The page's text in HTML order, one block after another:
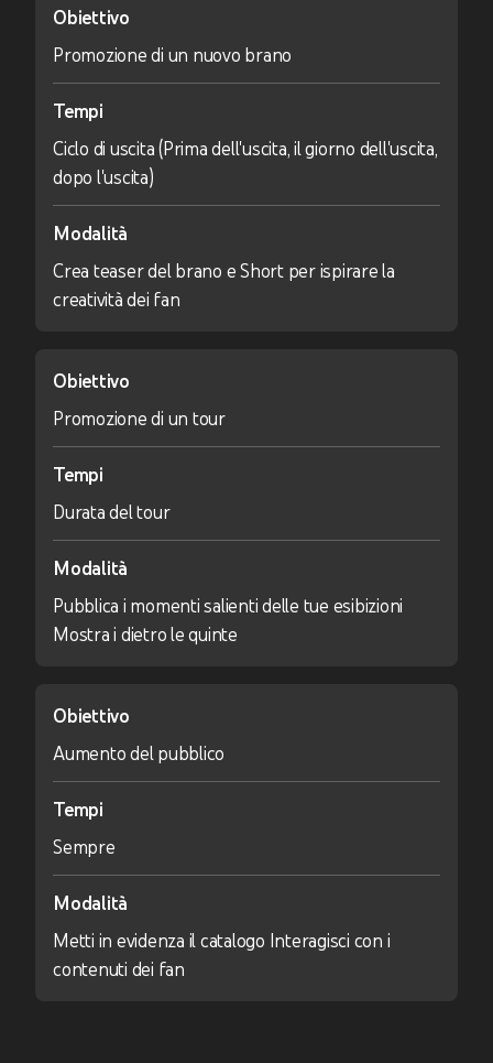
Obiettivo
Promozione di un nuovo brano
Tempi
Ciclo di uscita (Prima dell'uscita, il giorno dell'uscita,
dopo l'uscita)
Modalità
Crea teaser del brano e Short per ispirare la
creatività dei fan
Obiettivo
Promozione di un tour
Tempi
Durata del tour
Modalità
Pubblica i momenti salienti delle tue esibizioni
Mostra i dietro le quinte
Obiettivo
Aumento del pubblico
Tempi
Sempre
Modalità
Metti in evidenza il catalogo Interagisci con i
contenuti dei fan